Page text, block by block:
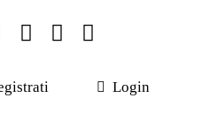
Login